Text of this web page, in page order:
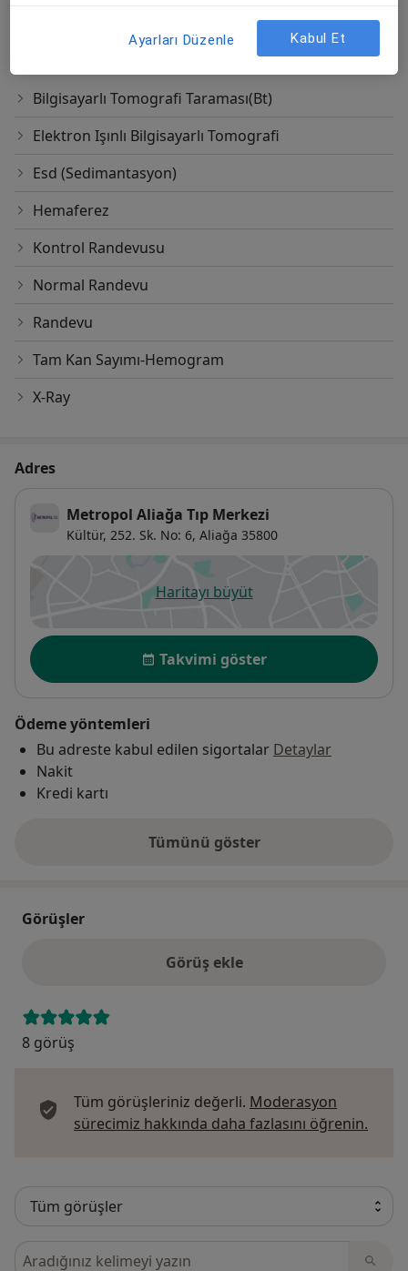
Bilgisayarlı Tomografi Taraması(Bt)
Elektron Işınlı Bilgisayarlı Tomografi
Esd (Sedimantasyon)
Hemaferez
Kontrol Randevusu
Normal Randevu
Randevu
Tam Kan Sayımı-Hemogram
X-Ray
Adres
Metropol Aliağa Tıp Merkezi
Kültür, 252. Sk. No: 6, Aliağa 35800
Haritayı büyütyeni bir sekmede açılır
Uygunluk
Takvimi göster
Ödeme yöntemleri
Bu adreste kabul edilen sigortalar Detaylar
Nakit
Kredi kartı
Tümünü göster
adres hakkında
Görüşler
Görüş ekle
8 görüş
Tüm görüşleriniz değerli. Moderasyon
sürecimiz hakkında daha fazlasını öğrenin.
Görüşler içerisinde ara
Ayarları Düzenle Kabul Et